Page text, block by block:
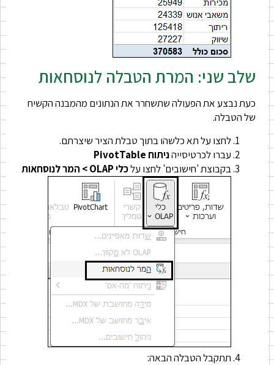
שלב שני: המרת הטבלה לנוסחאות
כעת נבצע את הפעולה שתשחרר את הנתונים מהמבנה הקשיח
של הטבלה.
לחצו על תא כלשהו בתוך טבלת הציר שיצרתם.
עברו לכרטיסייהניתוח PivotTable
בקבוצת 'חישובים' לחצו עלכלי OLAP > המר לנוסחאות
תתקבל הטבלה הבאה: